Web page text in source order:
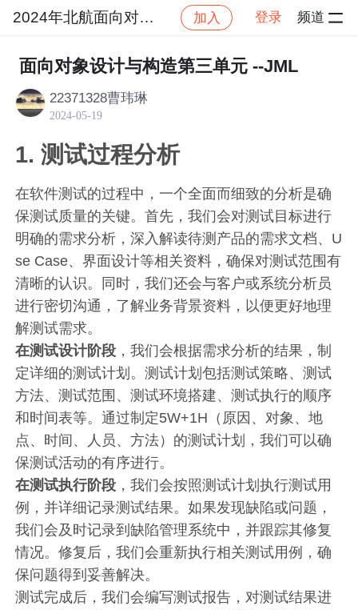
2024年北航面向对象设计与构造 加入 登录 频道
社区 2024年北航面向对象设计与构造 作业提交
面向对象设计与构造第三单元 --JML
22371328曹玮琳
2024-05-19
1. 测试过程分析
在软件测试的过程中，一个全面而细致的分析是确
保测试质量的关键。首先，我们会对测试目标进行
明确的需求分析，深入解读待测产品的需求文档、U
se Case、界面设计等相关资料，确保对测试范围有
清晰的认识。同时，我们还会与客户或系统分析员
进行密切沟通，了解业务背景资料，以便更好地理
解测试需求。
在测试设计阶段 ，我们会根据需求分析的结果，制
定详细的测试计划。测试计划包括测试策略、测试
方法、测试范围、测试环境搭建、测试执行的顺序
和时间表等。通过制定5W+1H（原因、对象、地
点、时间、人员、方法）的测试计划，我们可以确
保测试活动的有序进行。
在测试执行阶段 ，我们会按照测试计划执行测试用
例，并详细记录测试结果。如果发现缺陷或问题，
我们会及时记录到缺陷管理系统中，并跟踪其修复
情况。修复后，我们会重新执行相关测试用例，确
保问题得到妥善解决。
测试完成后，我们会编写测试报告，对测试结果进